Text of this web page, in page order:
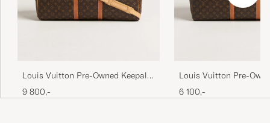
Louis Vuitton Pre-Owned Keepall
Bandouliére 55 Monogram
9 800,-
Louis Vuitton Pre-
60 Bandouliére
6 100,-